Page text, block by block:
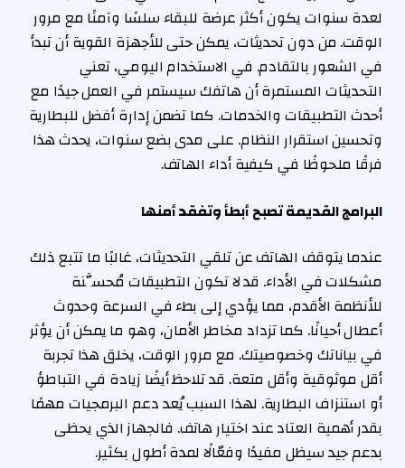
لعدة سنوات يكون أكثر عرضة للبقاء سلسًا وآمنًا مع مرور
الوقت. من دون تحديثات، يمكن حتى للأجهزة القوية أن تبدأ
في الشعور بالتقادم. في الاستخدام اليومي، تعني
التحديثات المستمرة أن هاتفك سيستمر في العمل جيدًا مع
أحدث التطبيقات والخدمات. كما تضمن إدارة أفضل للبطارية
وتحسين استقرار النظام. على مدى بضع سنوات، يحدث هذا
فرقًا ملحوظًا في كيفية أداء الهاتف.
البرامج القديمة تصبح أبطأ وتفقد أمنها
عندما يتوقف الهاتف عن تلقي التحديثات، غالبًا ما تتبع ذلك
مشكلات في الأداء. قد لا تكون التطبيقات مُحسَّنة
للأنظمة الأقدم، مما يؤدي إلى بطء في السرعة وحدوث
أعطال أحيانًا. كما تزداد مخاطر الأمان، وهو ما يمكن أن يؤثر
في بياناتك وخصوصيتك. مع مرور الوقت، يخلق هذا تجربة
أقل موثوقية وأقل متعة. قد تلاحظ أيضًا زيادة في التباطؤ
أو استنزاف البطارية. لهذا السبب يُعد دعم البرمجيات مهمًا
بقدر أهمية العتاد عند اختيار هاتف. فالجهاز الذي يحظى
بدعم جيد سيظل مفيدًا وفعّالًا لمدة أطول بكثير.